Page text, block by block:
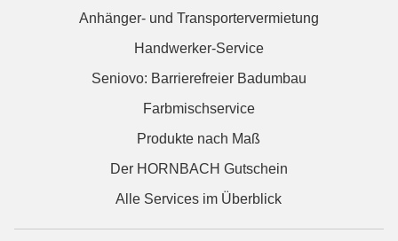
Anhänger- und Transportervermietung
Handwerker-Service
Seniovo: Barrierefreier Badumbau
Farbmischservice
Produkte nach Maß
Der HORNBACH Gutschein
Alle Services im Überblick